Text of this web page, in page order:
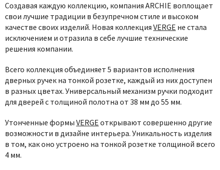
Создавая каждую коллекцию, компания ARCHIE воплощает
свои лучшие традиции в безупречном стиле и высоком
качестве своих изделий. Новая коллекция VERGE не стала
исключением и отразила в себе лучшие технические
решения компании.
Всего коллекция объединяет 5 вариантов исполнения
дверных ручек на тонкой розетке, каждый из них доступен
в разных цветах. Универсальный механизм ручки подходит
для дверей с толщиной полотна от 38 мм до 55 мм.
Утонченные формы VERGE открывают совершенно другие
возможности в дизайне интерьера. Уникальность изделия
в том, как оно устроено на тонкой розетке толщиной всего
4 мм.